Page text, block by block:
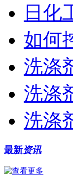
日化
如何
洗涤
洗涤
洗涤
最新资讯